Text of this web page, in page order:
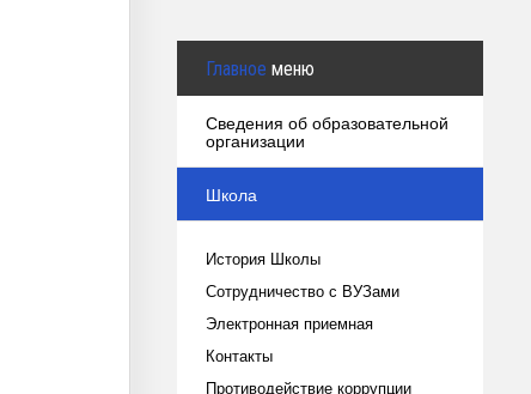
Главное меню
Сведения об образовательной
организации
Школа
История Школы
Сотрудничество с ВУЗами
Электронная приемная
Контакты
Противодействие коррупции